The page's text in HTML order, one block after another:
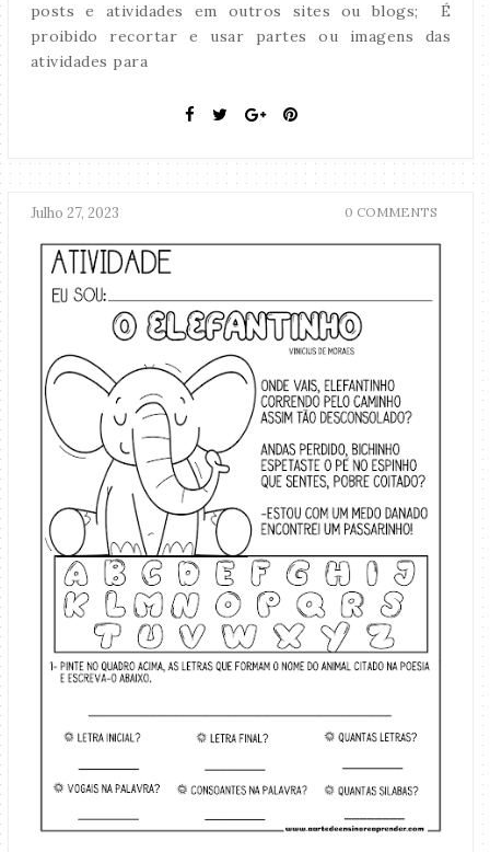
posts e atividades em outros sites ou blogs; É
proibido recortar e usar partes ou imagens das
atividades para
Julho 27, 2023 0 COMMENTS